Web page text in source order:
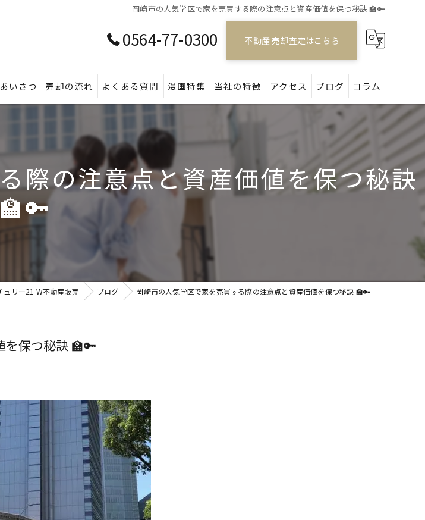
岡崎市の人気学区で家を売買する際の注意点と資産価値を保つ秘訣 🏫🔑
0564-77-0300 不動産 売却査定はこちら
いさつ 売却の流れ よくある質問 漫画特集 当社の特徴
アパート
アクセス ブログ コラム
際の注意点と資産価値を保つ秘訣
🏫🔑
ュリー21 W不動産販売 ブログ 岡崎市の人気学区で家を売買する際の注意点と資産価値を保つ秘訣 🏫🔑
を保つ秘訣 🏫🔑